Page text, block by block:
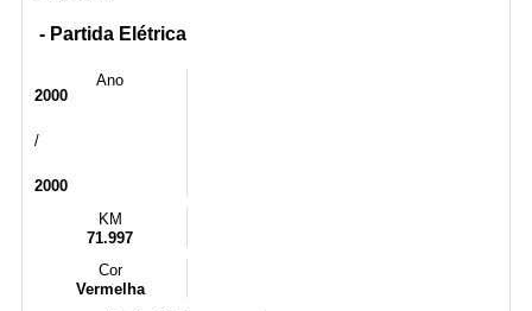
- Partida Elétrica
Ano
2000
/
2000
KM
71.997
Cor
Vermelha